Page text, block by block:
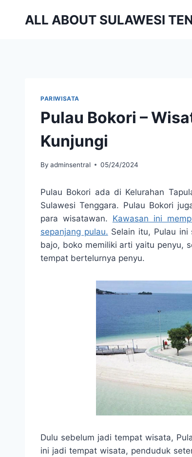
ALL ABOUT SULAWESI
PARIWISATA
Pulau Bokori –
Kunjungi
By adminsentral 05/24/2024
Pulau Bokori ada di Kelurahan
Sulawesi Tenggara. Pulau Bokori
para wisatawan. Kawasan ini
sepanjang pulau. Selain itu, Pulau
bajo, boko memiliki arti yaitu penyu,
tempat bertelurnya penyu.
Dulu sebelum jadi tempat wisata,
ini jadi tempat wisata, penduduk